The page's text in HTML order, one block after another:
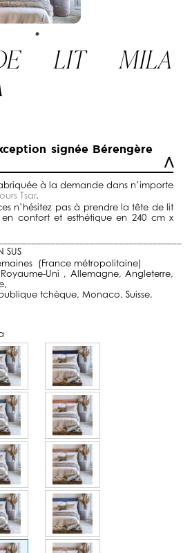
LIT MILA
signée Bérengère
à la demande dans n’importe
Tsar.
n’hésitez pas à prendre la tête de lit
en confort et esthétique en 240 cm x
SUS
(France métropolitaine)
Uni , Allemagne, Angleterre,
tchèque, Monaco, Suisse.